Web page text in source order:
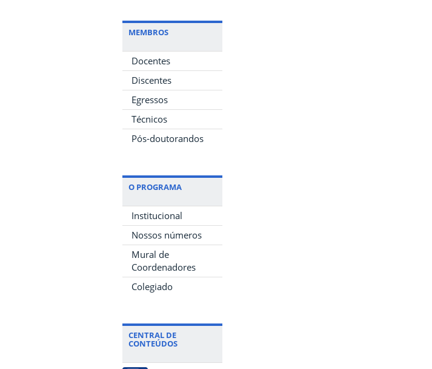
MEMBROS
Docentes
Discentes
Egressos
Técnicos
Pós-doutorandos
O PROGRAMA
Institucional
Nossos números
Mural de
Coordenadores
Colegiado
CENTRAL DE
CONTEÚDOS